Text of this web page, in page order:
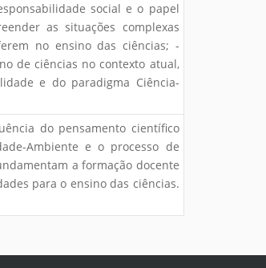
social e o papel
as situações complexas
no ensino das ciências; -
de ciências no contexto atual,
e do paradigma Ciência-
do pensamento científico
Ambiente e o processo de
a formação docente
para o ensino das ciências.